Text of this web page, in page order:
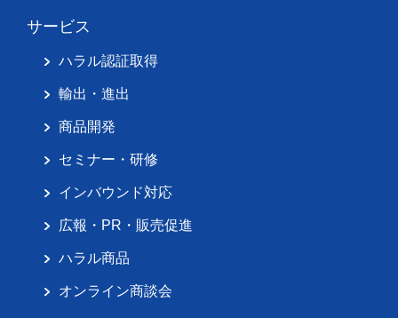
サービス
ハラル認証取得
輸出・進出
商品開発
セミナー・研修
インバウンド対応
広報・PR・販売促進
ハラル商品
オンライン商談会